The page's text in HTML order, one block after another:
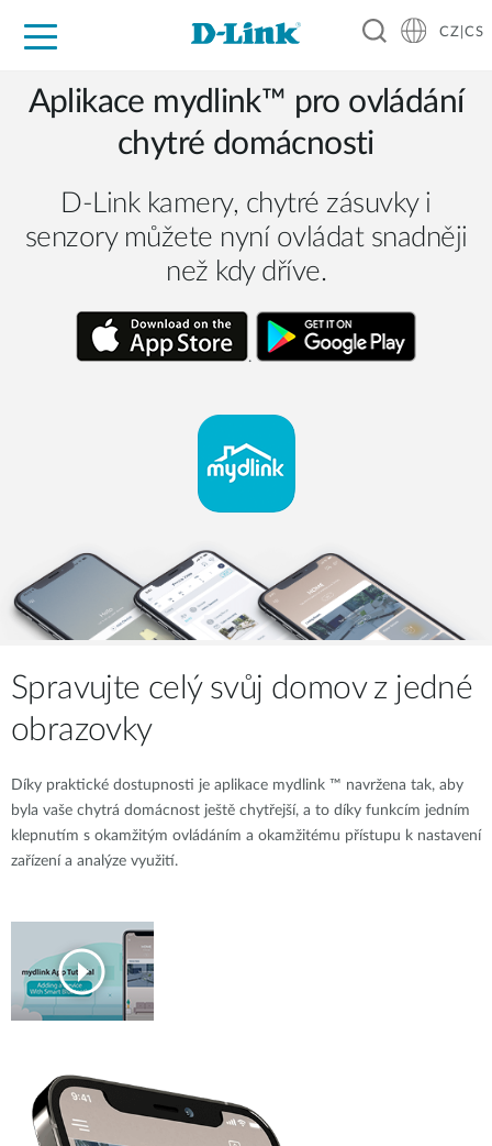
Pro domácnost
Pro firmu
Pro průmysl
Kde koupit
Podpora
Zdroje
Partneři
CZ|CS
Aplikace mydlink™ pro ovládání
chytré domácnosti
D-Link kamery, chytré zásuvky i
senzory můžete nyní ovládat snadněji
než kdy dříve.
.
Spravujte celý svůj domov z jedné
obrazovky
Díky praktické dostupnosti je aplikace mydlink ™ navržena tak, aby
byla vaše chytrá domácnost ještě chytřejší, a to díky funkcím jedním
klepnutím s okamžitým ovládáním a okamžitému přístupu k nastavení
zařízení a analýze využití.